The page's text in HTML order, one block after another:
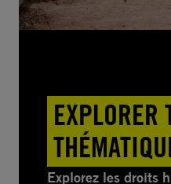
EXPLORER
Explorez les droits